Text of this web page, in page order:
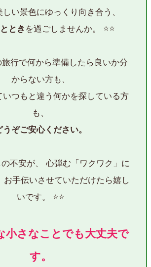
い景色にゆっくり向き合う、
とき を過ごしませんか。 ⭐⭐
行で何から準備したら良いか分
からない方も、
つもと違う何かを探している方
も、
うぞご安心ください。
不安が、 心弾む「ワクワク」に
お手伝いさせていただけたら嬉し
いです。 ⭐⭐
小さなことでも大丈夫で
す。